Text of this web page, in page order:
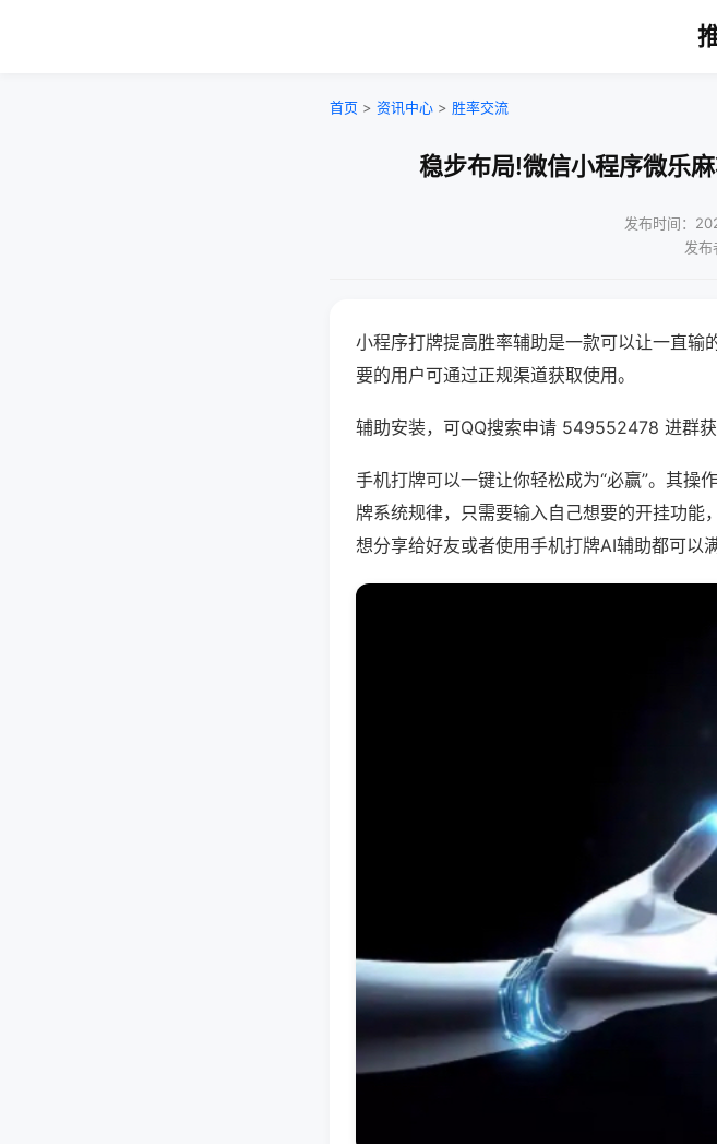
首页 > 资讯中心 > 胜率交流
稳步布局!微信小程序微乐
发布时间：
发布
小程序打牌提高胜率辅助是一款可以让一直输
要的用户可通过正规渠道获取使用。
辅助安装，可QQ搜索申请 549552478 进群
手机打牌可以一键让你轻松成为“必赢”。其操
牌系统规律，只需要输入自己想要的开挂功
想分享给好友或者使用手机打牌AI辅助都可以